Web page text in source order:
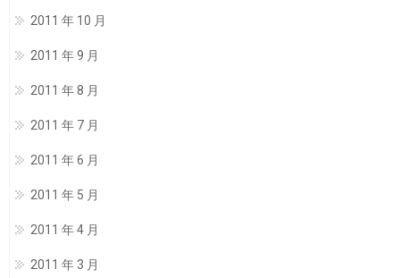
2011 年 10 月
2011 年 9 月
2011 年 8 月
2011 年 7 月
2011 年 6 月
2011 年 5 月
2011 年 4 月
2011 年 3 月